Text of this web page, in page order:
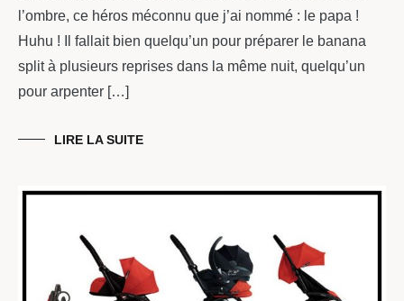
l’ombre, ce héros méconnu que j’ai nommé : le papa !
Huhu ! Il fallait bien quelqu’un pour préparer le banana
split à plusieurs reprises dans la même nuit, quelqu’un
pour arpenter […]
LIRE LA SUITE